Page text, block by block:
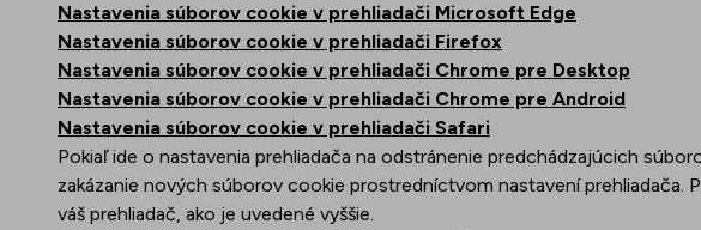
Nastavenia súborov cookie v prehliadači Microsoft Edge
Nastavenia súborov cookie v prehliadači Firefox
Nastavenia súborov cookie v prehliadači Chrome pre Desktop
Nastavenia súborov cookie v prehliadači Chrome pre Android
Nastavenia súborov cookie v prehliadači Safari
Pokiaľ ide o nastavenia prehliadača na odstránenie predchádzajúcich
zakázanie nových súborov cookie prostredníctvom nastavení prehliadača.
váš prehliadač, ako je uvedené vyššie.